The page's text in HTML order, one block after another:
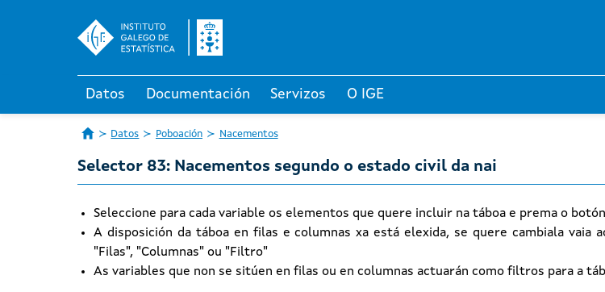
Datos Documentación Servizos O IGE
Datos Poboación Nacementos
Selector 83: Nacementos segundo o estado civil da nai
Seleccione para cada variable os elementos que quere incluir na táboa e prema o
A disposición da táboa en filas e columnas xa está elexida, se quere cambiala vaia
"Filas", "Columnas" ou "Filtro"
As variables que non se sitúen en filas ou en columnas actuarán como filtros para a